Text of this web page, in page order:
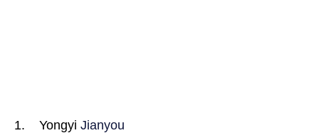
Yongyi Jianyou